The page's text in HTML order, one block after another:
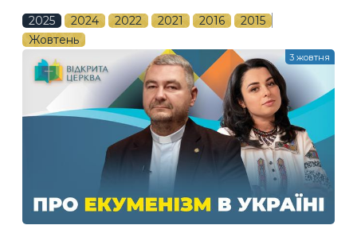
2025 2024 2022 2021 2016
2015
Жовтень
3 жовтня